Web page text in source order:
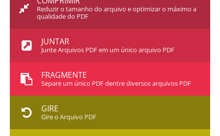
Reduzir o tamanho do arquivo e optimizar o máximo a
qualidade do PDF
JUNTAR
Junte Arquivos PDF em um único arquivo PDF
FRAGMENTE
Separe um único PDF dentre diversos arquivos PDF
GIRE
Gire o Arquivo PDF